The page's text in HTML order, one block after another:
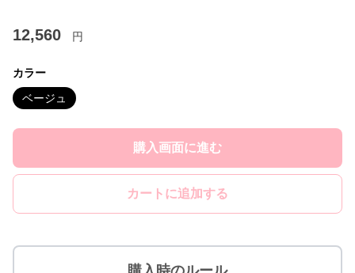
12,560 円
カラー
ベージュ
購入画面に進む
カートに追加する